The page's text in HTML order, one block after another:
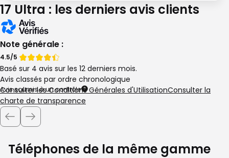
17 Ultra : les derniers avis clients
Note générale :
Note
de
Note
de
4.5/5
Basé sur 4 avis sur les 12 derniers mois.
Avis classés par ordre chronologique
Avis soumis à un contrôle
Consulter les Conditions Générales d'UtilisationConsulter la
charte de transparence
Téléphones de la même gamme